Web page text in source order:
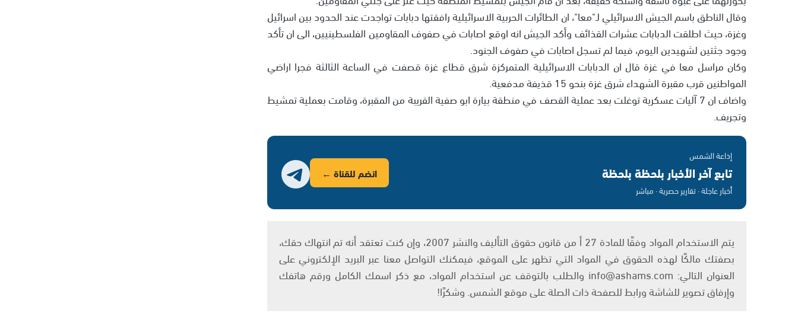
وقال الناطق باسم الجيش الاسرائيلي لـ"معا"، ان الطائرات الحربية الاسرائيلية رافقتها دبابات تواجدت عند الحدود بين اسرائيل
وغزة، حيث اطلقت الدبابات عشرات القذائف وأكد الجيش انه اوقع اصابات في صفوف المقاومين الفلسطينيين، الى ان تأكد
وجود جثتين لشهيدين اليوم، فيما لم تسجل اصابات في صفوف الجنود.
وكان مراسل معا في غزة قال ان الدبابات الاسرائيلية المتمركزة شرق قطاع غزة قصفت في الساعة الثالثة فجرا اراضي
المواطنين قرب مقبرة الشهداء شرق غزة بنحو 15 قذيفة مدفعية.
واضاف ان 7 آليات عسكرية توغلت بعد عملية القصف في منطقة بيارة ابو صفية القريبة من المقبرة، وقامت بعملية تمشيط
وتجريف.
إذاعة الشمس
تابع آخر الأخبار بلحظة بلحظة
أخبار عاجلة · تقارير حصرية · مباشر
انضم للقناة ←
يتم الاستخدام المواد وفقًا للمادة 27 أ من قانون حقوق التأليف والنشر 2007، وإن كنت تعتقد أنه تم انتهاك حقك،
بصفتك مالكًا لهذه الحقوق في المواد التي تظهر على الموقع، فيمكنك التواصل معنا عبر البريد الإلكتروني على
العنوان التالي: info@ashams.com والطلب بالتوقف عن استخدام المواد، مع ذكر اسمك الكامل ورقم هاتفك
وإرفاق تصوير للشاشة ورابط للصفحة ذات الصلة على موقع الشمس. وشكرًا!